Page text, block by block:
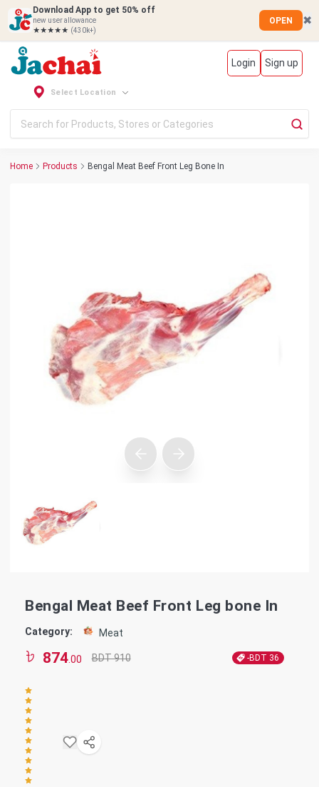
Download App to get 50% off
new user allowance
★★★★★ (430k+)
OPEN ✖
Login Sign up
Select Location
Home Products Bengal Meat Beef Front Leg Bone In
Bengal Meat Beef Front Leg bone In
Category: Meat
874.00 BDT 910 -BDT 36